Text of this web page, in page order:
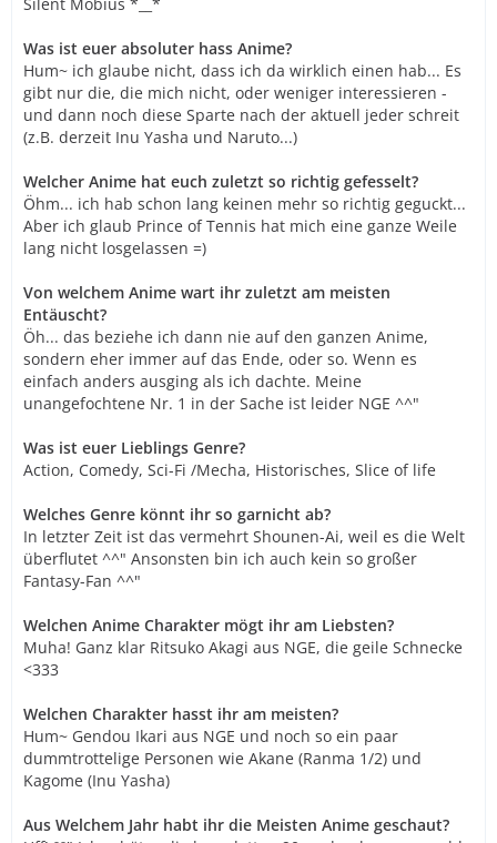
Was ist euer absoluter hass Anime?
Hum~ ich glaube nicht, dass ich da wirklich einen hab... Es
gibt nur die, die mich nicht, oder weniger interessieren -
und dann noch diese Sparte nach der aktuell jeder schreit
(z.B. derzeit Inu Yasha und Naruto...)
Welcher Anime hat euch zuletzt so richtig gefesselt?
Öhm... ich hab schon lang keinen mehr so richtig geguckt...
Aber ich glaub Prince of Tennis hat mich eine ganze Weile
lang nicht losgelassen =)
Von welchem Anime wart ihr zuletzt am meisten
Entäuscht?
Öh... das beziehe ich dann nie auf den ganzen Anime,
sondern eher immer auf das Ende, oder so. Wenn es
einfach anders ausging als ich dachte. Meine
unangefochtene Nr. 1 in der Sache ist leider NGE ^^"
Was ist euer Lieblings Genre?
Action, Comedy, Sci-Fi /Mecha, Historisches, Slice of life
Welches Genre könnt ihr so garnicht ab?
In letzter Zeit ist das vermehrt Shounen-Ai, weil es die Welt
überflutet ^^" Ansonsten bin ich auch kein so großer
Fantasy-Fan ^^"
Welchen Anime Charakter mögt ihr am Liebsten?
Muha! Ganz klar Ritsuko Akagi aus NGE, die geile Schnecke
<333
Welchen Charakter hasst ihr am meisten?
Hum~ Gendou Ikari aus NGE und noch so ein paar
dummtrottelige Personen wie Akane (Ranma 1/2) und
Kagome (Inu Yasha)
Aus Welchem Jahr habt ihr die Meisten Anime geschaut?